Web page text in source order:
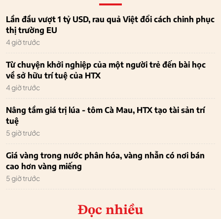
Lần đầu vượt 1 tỷ USD, rau quả Việt đổi cách chinh phục
thị trường EU
4 giờ trước
Từ chuyện khởi nghiệp của một người trẻ đến bài học
về sở hữu trí tuệ của HTX
4 giờ trước
Nâng tầm giá trị lúa - tôm Cà Mau, HTX tạo tài sản trí
tuệ
5 giờ trước
Giá vàng trong nước phân hóa, vàng nhẫn có nơi bán
cao hơn vàng miếng
5 giờ trước
Đọc nhiều